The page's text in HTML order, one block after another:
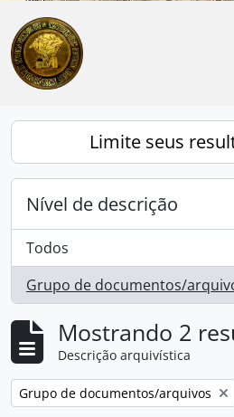
Limite seus
Nível de descrição
Todos
Grupo de documentos/
, 2 resultados
Mostrando 2
Descrição arquivística
Remover filtro:
Grupo de documentos/arquivos